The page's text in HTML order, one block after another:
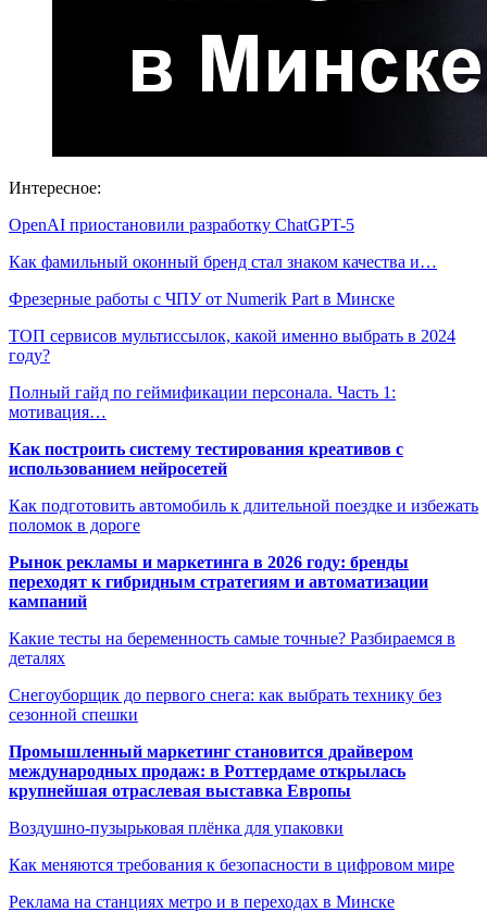
Интересное:
OpenAI приостановили разработку ChatGPT-5
Как фамильный оконный бренд стал знаком качества и…
Фрезерные работы с ЧПУ от Numerik Part в Минске
ТОП сервисов мультиссылок, какой именно выбрать в 2024
году?
Полный гайд по геймификации персонала. Часть 1:
мотивация…
Как построить систему тестирования креативов с
использованием нейросетей
Как подготовить автомобиль к длительной поездке и избежать
поломок в дороге
Рынок рекламы и маркетинга в 2026 году: бренды
переходят к гибридным стратегиям и автоматизации
кампаний
Какие тесты на беременность самые точные? Разбираемся в
деталях
Снегоуборщик до первого снега: как выбрать технику без
сезонной спешки
Промышленный маркетинг становится драйвером
международных продаж: в Роттердаме открылась
крупнейшая отраслевая выставка Европы
Воздушно-пузырьковая плёнка для упаковки
Как меняются требования к безопасности в цифровом мире
Реклама на станциях метро и в переходах в Минске